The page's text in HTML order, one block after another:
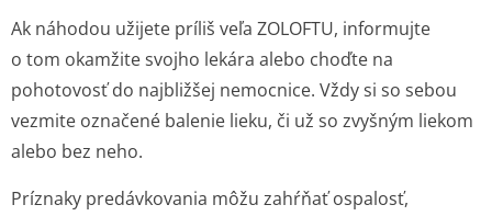
Ak náhodou užijete príliš veľa ZOLOFTU, informujte
o tom okamžite svojho lekára alebo choďte na
pohotovosť do najbližšej nemocnice. Vždy si so sebou
vezmite označené balenie lieku, či už so zvyšným liekom
alebo bez neho.
Príznaky predávkovania môžu zahŕňať ospalosť,